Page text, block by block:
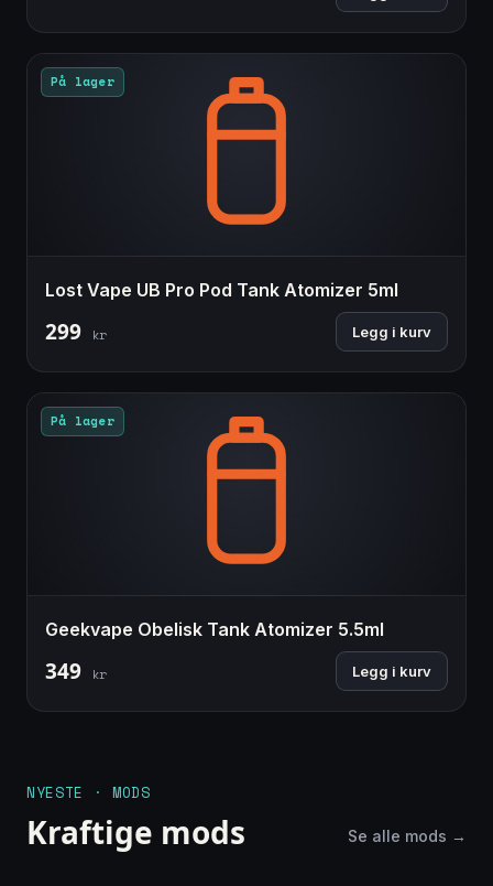
På lager
Lost Vape UB Pro Pod Tank Atomizer 5ml
299 kr Legg i kurv
På lager
Geekvape Obelisk Tank Atomizer 5.5ml
349 kr Legg i kurv
NYESTE · MODS
Kraftige mods Se alle mods →